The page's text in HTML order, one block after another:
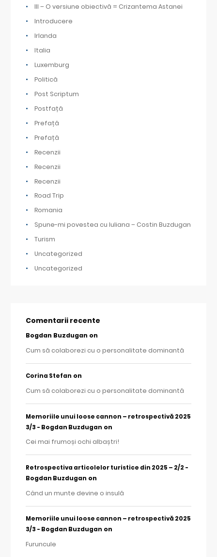
III – O versiune obiectivă = Crizantema Astanei
Introducere
Irlanda
Italia
Luxemburg
Politică
Post Scriptum
Postfață
Prefață
Prefață
Recenzii
Recenzii
Recenzii
Road Trip
Romania
Spune-mi povestea cu Iuliana – Costin Buzdugan
Turism
Uncategorized
Uncategorized
Comentarii recente
Bogdan Buzdugan on
Cum să colaborezi cu o personalitate dominantă
Corina Stefan on
Cum să colaborezi cu o personalitate dominantă
Memoriile unui loose cannon – retrospectivă 2025
3/3 - Bogdan Buzdugan on
Cei mai frumoși ochi albaștri!
Retrospectiva articolelor turistice din 2025 – 2/2 -
Bogdan Buzdugan on
Când un munte devine o insulă
Memoriile unui loose cannon – retrospectivă 2025
3/3 - Bogdan Buzdugan on
Furuncule